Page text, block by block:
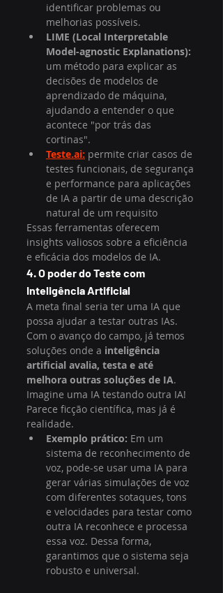
identificar problemas ou
melhorias possíveis.
LIME (Local Interpretable
Model-agnostic Explanations):
um método para explicar as
decisões de modelos de
aprendizado de máquina,
ajudando a entender o que
acontece "por trás das
cortinas".
Teste.ai: permite criar casos de
testes funcionais, de segurança
e performance para aplicações
de IA a partir de uma descrição
natural de um requisito
Essas ferramentas oferecem
insights valiosos sobre a eficiência
e eficácia dos modelos de IA.
4. O poder do Teste com
Inteligência Artificial
A meta final seria ter uma IA que
possa ajudar a testar outras IAs.
Com o avanço do campo, já temos
soluções onde a inteligência
artificial avalia, testa e até
melhora outras soluções de IA.
Imagine uma IA testando outra IA!
Parece ficção científica, mas já é
realidade.
Exemplo prático: Em um
sistema de reconhecimento de
voz, pode-se usar uma IA para
gerar várias simulações de voz
com diferentes sotaques, tons
e velocidades para testar como
outra IA reconhece e processa
essa voz. Dessa forma,
garantimos que o sistema seja
robusto e universal.